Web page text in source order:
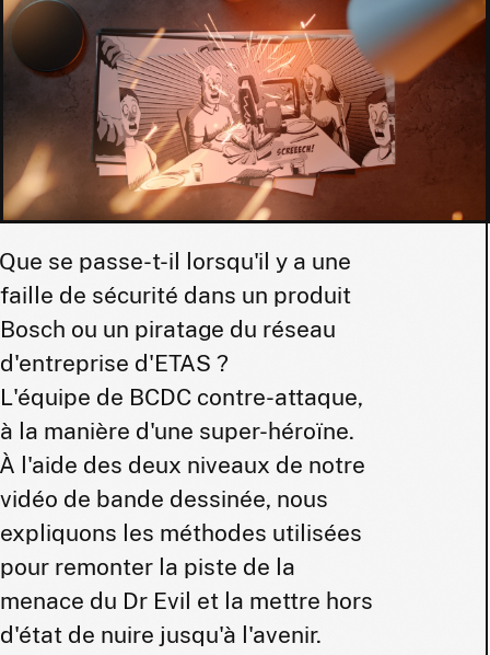
se passe-t-il lorsqu'il y a une
faille de sécurité dans un produit
Bosch ou un piratage du réseau
d'entreprise d'ETAS ?
L'équipe de BCDC contre-attaque,
à la manière d'une super-héroïne.
l'aide des deux niveaux de notre
vidéo de bande dessinée, nous
expliquons les méthodes utilisées
pour remonter la piste de la
menace du Dr Evil et la mettre hors
d'état de nuire jusqu'à l'avenir.